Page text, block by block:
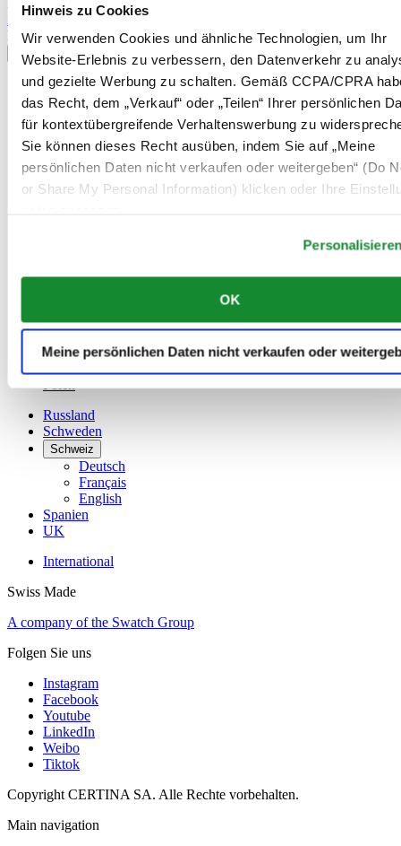
Hinweis zu Cookies
Wir verwenden Cookies und ähnliche Technologien, um Ihr
Website-Erlebnis zu verbessern, den Datenverkehr zu
und gezielte Werbung zu schalten. Gemäß CCPA/CPRA
das Recht, dem „Verkauf“ oder „Teilen“ Ihrer persönlichen
für kontextübergreifende Verhaltenswerbung zu
Sie können dieses Recht ausüben, indem Sie auf „Meine
persönlichen Daten nicht verkaufen oder weitergeben“ (Do
or Share My Personal Information) klicken oder Ihre
OK
Meine persönlichen Daten nicht verkaufen oder
Anmelden
Land/Region auswählen
Sprachumschalter
Belgien
Dutch
Français
English
简体中文
Dänemark
Français
Niederlande
Norwegen
Russland
Schweden
Schweiz
Deutsch
Français
English
Spanien
UK
International
Swiss Made
A company of the Swatch Group
Folgen Sie uns
Instagram
Facebook
Youtube
LinkedIn
Weibo
Tiktok
Copyright CERTINA SA. Alle Rechte vorbehalten.
Main navigation